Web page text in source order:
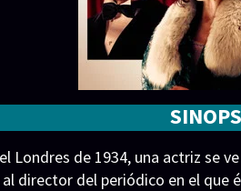
Londres de 1934, una actriz se
director del periódico en el que